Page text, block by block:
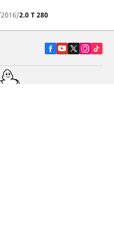
2016 2.0 T 280